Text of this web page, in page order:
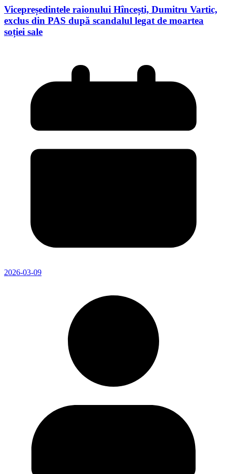
Vicepreședintele raionului Hîncești, Dumitru Vartic,
exclus din PAS după scandalul legat de moartea
soției sale
2026-03-09